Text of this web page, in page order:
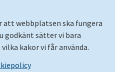
att webbplatsen ska fungera
godkänt sätter vi bara
kakor vi får använda.